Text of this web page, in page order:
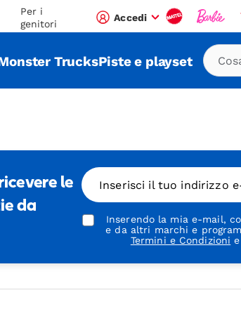
Per i
genitori
Accedi
TrucksPiste e playset
le
da
Inserisci il tuo indirizzo
Inserendo la mia e-mail,
e da altri marchi e
Termini e Condizioni e